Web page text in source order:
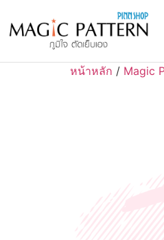
หน้าหลัก / Magic